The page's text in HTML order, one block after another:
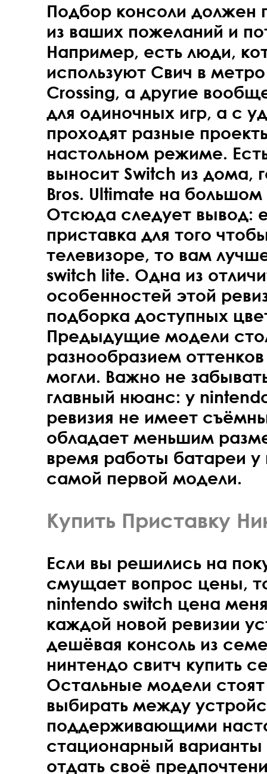
Подбор консоли должен
из ваших пожеланий и
Например, есть люди,
используют Свич в
Crossing, а другие
для одиночных игр, а с
проходят разные
настольном режиме.
выносит Switch из дома,
Bros. Ultimate на
Отсюда следует вывод:
приставка для того
телевизоре, то вам
switch lite. Одна из
особенностей этой
подборка доступных
Предыдущие модели
разнообразием
могли. Важно не
главный нюанс: у
ревизия не имеет
обладает меньшим
время работы батареи
самой первой модели.
Купить Приставку
Если вы решились на
смущает вопрос цены,
nintendo switch цена
каждой новой ревизии
дешёвая консоль из
нинтендо свитч купить
Остальные модели
выбирать между
поддерживающими
стационарный варианты
отдать своё